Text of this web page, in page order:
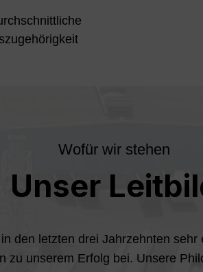
Wofür wir stehen
Unser
den letzten drei Jahrzehnten
zu unserem Erfolg bei. Unsere